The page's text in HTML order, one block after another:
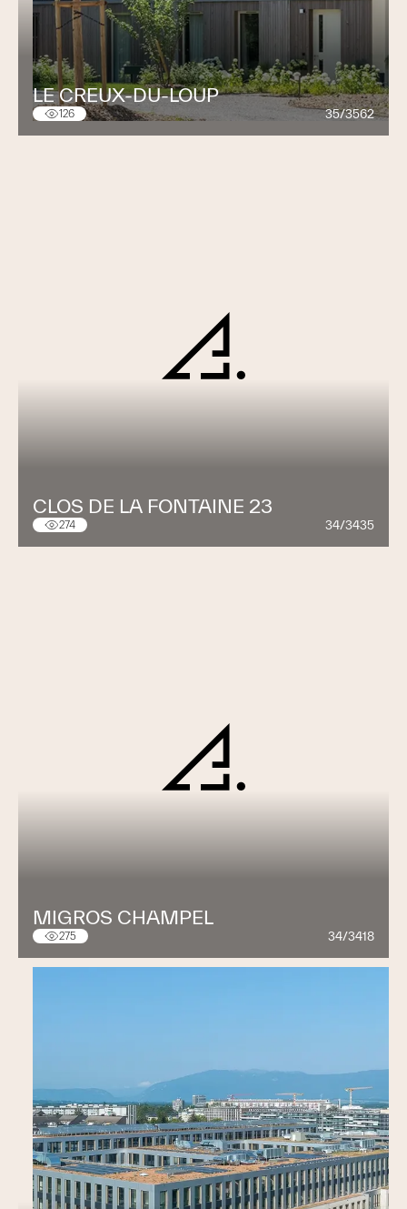
LE CREUX-DU-LOUP
126 35/3562
CLOS DE LA FONTAINE 23
274 34/3435
MIGROS CHAMPEL
275 34/3418